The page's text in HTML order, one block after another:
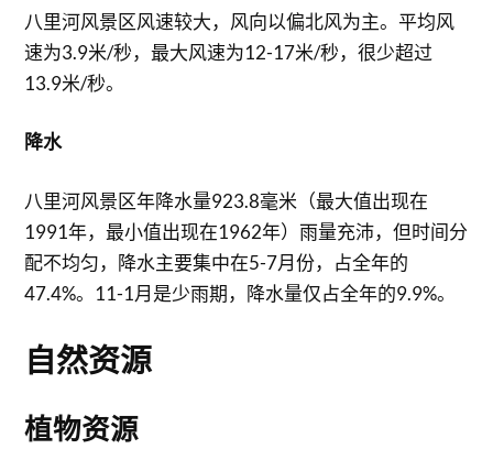
八里河风景区风速较大，风向以偏北风为主。平均风
速为3.9米/秒，最大风速为12-17米/秒，很少超过
13.9米/秒。
降水
八里河风景区年降水量923.8毫米（最大值出现在
1991年，最小值出现在1962年）雨量充沛，但时间分
配不均匀，降水主要集中在5-7月份，占全年的
47.4%。11-1月是少雨期，降水量仅占全年的9.9%。
自然资源
植物资源